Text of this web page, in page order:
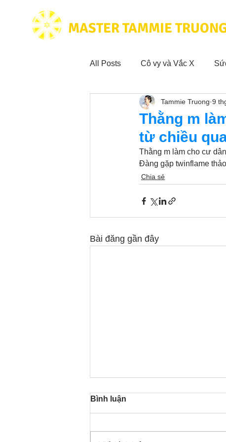
MASTER TAMMIE
All Posts Cô vy và Vắc X
Hoạt động vì cộng đồng
Trích dẫn hay trong Sách CL&NL
Phim Tâm Linh
Thằng m
từ chiều
Tammie Truong 9
Thằng m làm cho cư
Đàng gặp twinflame
Chia sẻ
Bài đăng gần đây
Bình luận